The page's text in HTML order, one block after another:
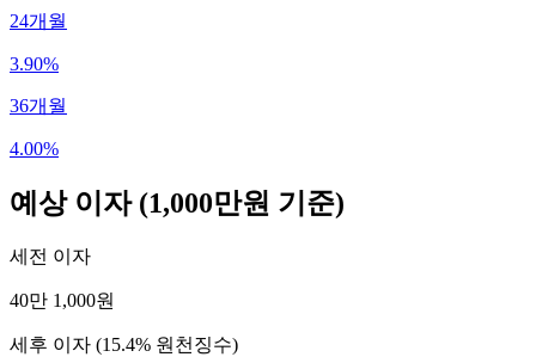
24개월
3.90%
36개월
4.00%
예상 이자 (1,000만원 기준)
세전 이자
40만 1,000원
세후 이자 (15.4% 원천징수)